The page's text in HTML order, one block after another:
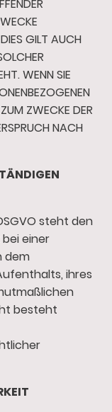
GILT AUCH
WENN SIE
ZWECKE DER
NACH
steht den
einer
dem
ihres
besteht